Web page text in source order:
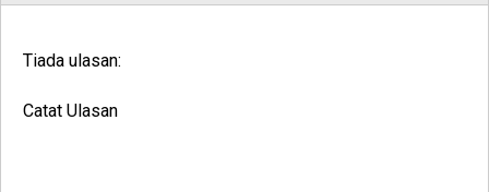
Tiada ulasan:
Catat Ulasan